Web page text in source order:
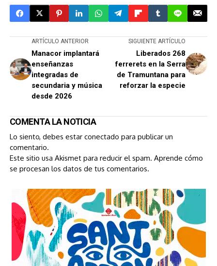
ARTÍCULO ANTERIOR
Manacor implantará
enseñanzas
integradas de
secundaria y música
desde 2026
SIGUIENTE ARTÍCULO
Liberados 268
ferrerets en la Serra
de Tramuntana para
reforzar la especie
COMENTA LA NOTICIA
Lo siento, debes estar conectado para publicar un
comentario.
Este sitio usa Akismet para reducir el spam. Aprende cómo
se procesan los datos de tus comentarios.